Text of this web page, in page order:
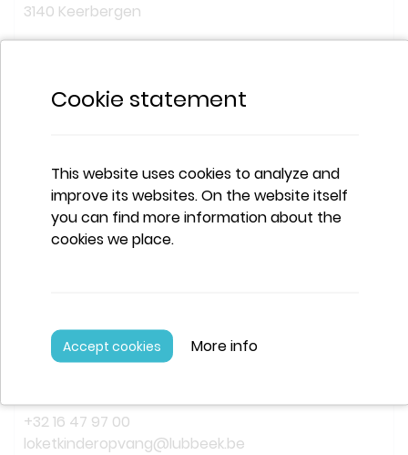
3140 Keerbergen
3000 Leuven
+32 16 27 26 43
info@kinderopvangleuven.be
Lokaal Loket Kinderopvang - Lubbeek
Gellenberg 16
+32 16 47 97 00
loketkinderopvang@lubbeek.be
Cookie statement
This website uses cookies to analyze and
improve its websites. On the website itself
you can find more information about the
cookies we place.
More info